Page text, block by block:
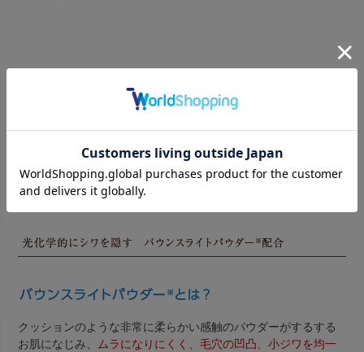
商品によっては明るく見えたり濃く見える場合がございます。
製品特長
クッションのような非常に柔らかい感触のパウダーがするする
お肌になじみ、
ムラになりにくく、毛穴の凹凸、小ジワを均一